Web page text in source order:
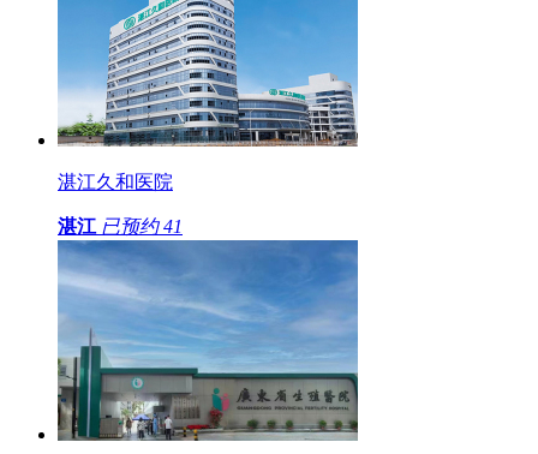
湛江久和医院
湛江 已预约 41